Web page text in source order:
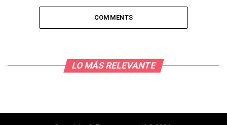
COMMENTS
LO MÁS RELEVANTE